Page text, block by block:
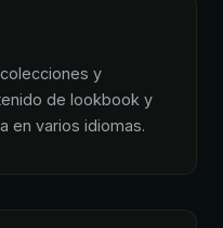
y
de lookbook y
en varios idiomas.